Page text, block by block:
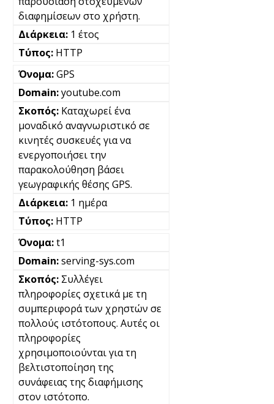
διαφημίσεων στο χρήστη.
1 έτος
HTTP
GPS
youtube.com
Καταχωρεί ένα
μοναδικό αναγνωριστικό σε
κινητές συσκευές για να
ενεργοποιήσει την
παρακολούθηση βάσει
γεωγραφικής θέσης GPS.
1 ημέρα
HTTP
t1
serving-sys.com
Συλλέγει
πληροφορίες σχετικά με τη
συμπεριφορά των χρηστών σε
πολλούς ιστότοπους. Αυτές οι
πληροφορίες
χρησιμοποιούνται για τη
βελτιστοποίηση της
συνάφειας της διαφήμισης
στον ιστότοπο.